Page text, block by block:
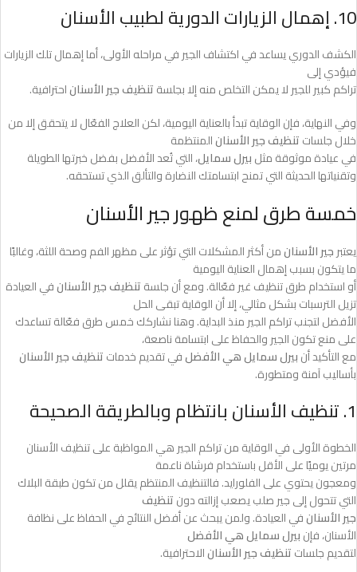
10. إهمال الزيارات الدورية لطبيب الأسنان
الكشف الدوري يساعد في اكتشاف الجير في مراحله الأولى، أما إهمال تلك الزيارات
فيؤدي إلى
تراكم كبير للجير لا يمكن التخلص منه إلا بجلسةتنظيف جير الأسناناحترافية.
وفي النهاية، فإن الوقاية تبدأ بالعناية اليومية، لكن العلاج الفعّال لا يتحقق إلا من
خلال جلساتتنظيف جير الأسنانالمنتظمة
في عيادة موثوقة مثلبيرل سمايل، التي تُعد الأفضل بفضل خبرتها الطويلة
وتقنياتها الحديثة التي تمنح ابتسامتك النضارة والتألق الذي تستحقه.
خمسة طرق لمنع ظهور جير الأسنان
يعتبرجير الأسنانمن أكثر المشكلات التي تؤثر على مظهر الفم وصحة اللثة، وغالبًا
ما يتكون بسبب إهمال العناية اليومية
أو استخدام طرق تنظيف غير فعّالة. ومع أن جلسةتنظيف جير الأسنانفي العيادة
تزيل الترسبات بشكل مثالي، إلا أن الوقاية تبقى الحل
الأفضل لتجنب تراكم الجير منذ البداية. وهنا نشاركك خمس طرق فعّالة تساعدك
على منع تكون الجير والحفاظ على ابتسامة ناصعة،
مع التأكيد أنبيرل سمايل هي الأفضلفي تقديم خدماتتنظيف جير الأسنان
بأساليب آمنة ومتطورة.
1. تنظيف الأسنان بانتظام وبالطريقة الصحيحة
الخطوة الأولى في الوقاية من تراكم الجير هي المواظبة على تنظيف الأسنان
مرتين يوميًا على الأقل باستخدام فرشاة ناعمة
ومعجون يحتوي على الفلورايد. فالتنظيف المنتظم يقلل من تكون طبقة البلاك
التي تتحول إلى جير صلب يصعب إزالته دونتنظيف
جير الأسنانفي العيادة. ولمن يبحث عن أفضل النتائج في الحفاظ على نظافة
الأسنان، فإنبيرل سمايل هي الأفضل
لتقديم جلساتتنظيف جير الأسنانالاحترافية.